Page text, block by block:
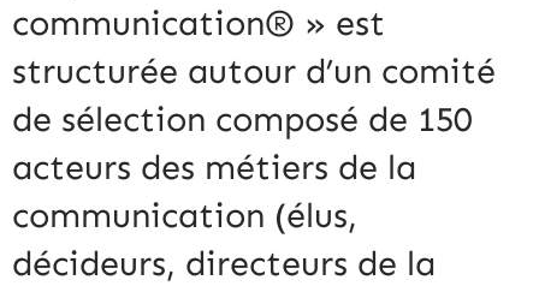
communication® » est
structurée autour d’un comité
de sélection composé de 150
acteurs des métiers de la
communication (élus,
décideurs, directeurs de la